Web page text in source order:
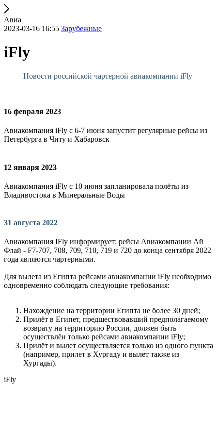
Авиа
2023-03-16 16:55 Зарубежные
iFly
Новости российской чартерной авиакомпании iFly
16 февраля 2023
Авиакомпания iFly c 6-7 июня запустит регулярные рейсы из
Петербурга в Читу и Хабаровск
12 января 2023
Авиакомпания iFly с 10 июня запланировала полёты из
Владивостока в Минеральные Воды
31 августа 2022
Авиакомпания IFly информирует: рейсы Авиакомпании Ай
Флай - F7-707, 708, 709, 710, 719 и 720 до конца сентября 2022
года являются чартерными.
Для вылета из Египта рейсами авиакомпании iFly необходимо
одновременно соблюдать следующие требования:
Нахождение на территории Египта не более 30 дней;
Прилёт в Египет, предшествовавший предполагаемому
возврату на территорию России, должен быть
осуществлён только рейсами авиакомпании iFly;
Прилёт и вылет осуществляется только из одного пункта
(например, прилет в Хургаду и вылет также из
Хургады).
iFly